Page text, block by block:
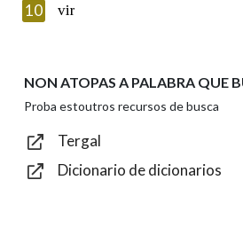
Enviar
10 vir
NON ATOPAS A PALABRA QUE
Proba estoutros recursos de busca
Tergal
Dicionario de dicionarios